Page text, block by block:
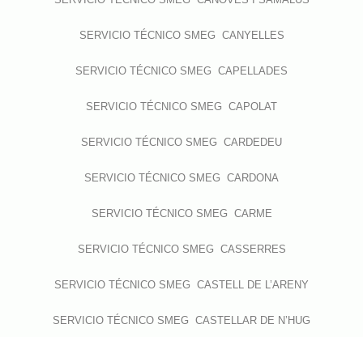
SERVICIO TÉCNICO SMEG CANYELLES
SERVICIO TÉCNICO SMEG CAPELLADES
SERVICIO TÉCNICO SMEG CAPOLAT
SERVICIO TÉCNICO SMEG CARDEDEU
SERVICIO TÉCNICO SMEG CARDONA
SERVICIO TÉCNICO SMEG CARME
SERVICIO TÉCNICO SMEG CASSERRES
SERVICIO TÉCNICO SMEG CASTELL DE L’ARENY
SERVICIO TÉCNICO SMEG CASTELLAR DE N’HUG